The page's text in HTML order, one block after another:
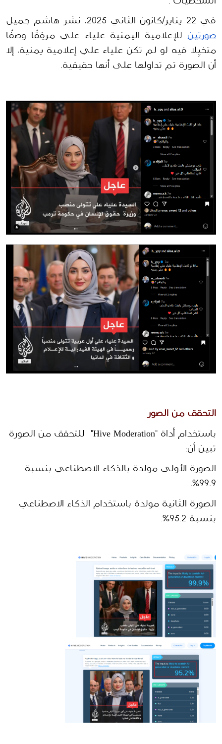
في 22 يناير/كانون الثاني 2025، نشر هاشم جميل
صورتين
أن الصورة تم تداولها على أنها حقيقية.
التحقق من الصور
تبين أن:
99.9%.
بنسبة 95.2%.